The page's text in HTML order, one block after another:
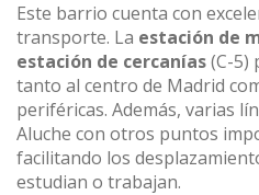
Este barrio cuenta con
transporte. La estación de
estación de cercanías(C-5)
tanto al centro de Madrid
periféricas. Además, varias
Aluche con otros puntos
facilitando los
estudian o trabajan.